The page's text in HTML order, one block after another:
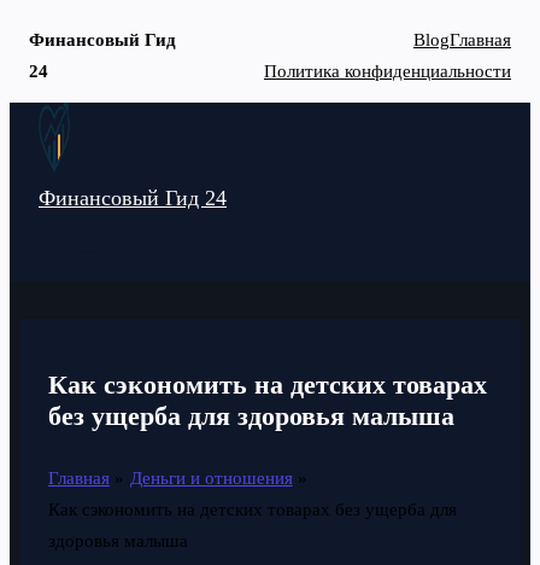
Финансовый Гид
24
BlogГлавная
Политика конфиденциальности
Перейти
Финансовый Гид 24
Как сэкономить на детских товарах
без ущерба для здоровья малыша
Главная
Деньги и отношения
Как сэкономить на детских товарах без ущерба для
здоровья малыша